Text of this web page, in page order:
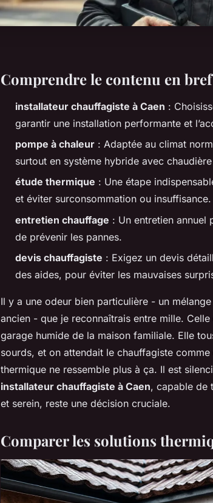
Comprendre le contenu en bref
installateur chauffagiste à Caen :
garantir une installation performante et
pompe à chaleur : Adaptée au climat
surtout en système hybride avec
étude thermique : Une étape
et éviter surconsommation ou insuffisance.
entretien chauffage : Un entretien annuel
de prévenir les pannes.
devis chauffagiste : Exigez un devis
des aides, pour éviter les mauvaises
Il y a une odeur bien particulière - un
ancien - que je reconnaîtrais entre mille.
garage humide de la maison familiale. Elle
sourds, et on attendait le chauffagiste
thermique ne ressemble plus à ça. Il est
installateur chauffagiste à Caen, capable de
et serein, reste une décision cruciale.
Comparer les solutions